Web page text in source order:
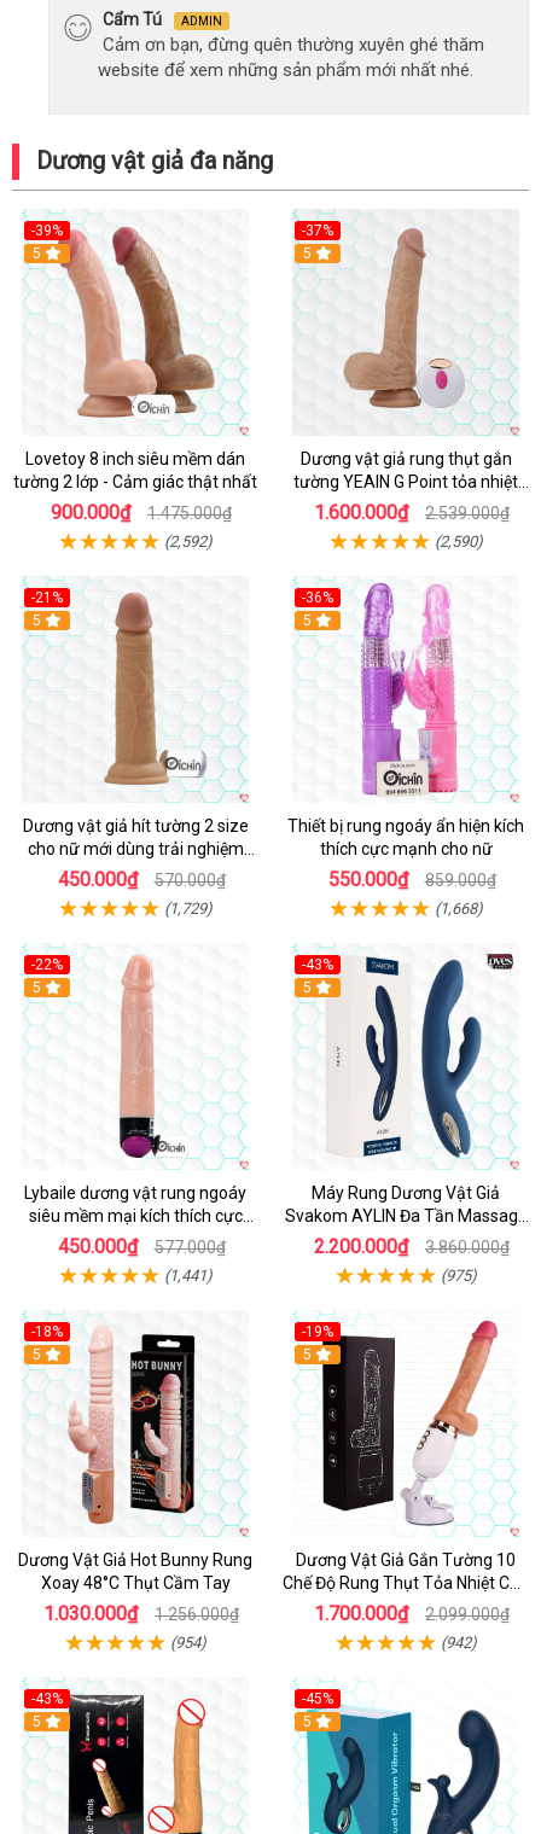
Cẩm Tú ADMIN
Cảm ơn bạn, đừng quên thường xuyên ghé thăm
website để xem những sản phẩm mới nhất nhé.
Dương vật giả đa năng
-39%
Hot
5
Lovetoy 8 inch siêu mềm dán
tường 2 lớp - Cảm giác thật nhất
900.000₫ 1.475.000₫
(2,592)
-37%
5
Dương vật giả rung thụt gắn
tường YEAIN G Point tỏa nhiệt
điều khiển từ xa
1.600.000₫ 2.539.000₫
(2,590)
-21%
Hot
5
Dương vật giả hít tường 2 size
cho nữ mới dùng trải nghiệm
thật
450.000₫ 570.000₫
(1,729)
-36%
Hot
5
Thiết bị rung ngoáy ẩn hiện kích
thích cực mạnh cho nữ
550.000₫ 859.000₫
(1,668)
-22%
Hot
5
Lybaile dương vật rung ngoáy
siêu mềm mại kích thích cực
mạnh
450.000₫ 577.000₫
(1,441)
-43%
Hot
5
Máy Rung Dương Vật Giả
Svakom AYLIN Đa Tần Massage
Sướng
2.200.000₫ 3.860.000₫
(975)
-18%
Hot
5
Dương Vật Giả Hot Bunny Rung
Xoay 48°C Thụt Cầm Tay
1.030.000₫ 1.256.000₫
(954)
-19%
Hot
5
Dương Vật Giả Gắn Tường 10
Chế Độ Rung Thụt Tỏa Nhiệt Cao
Cấp
1.700.000₫ 2.099.000₫
(942)
-43%
5
-45%
Hot
5